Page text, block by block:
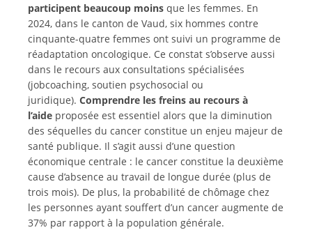
participent beaucoup moins que les femmes. En
2024, dans le canton de Vaud, six hommes contre
cinquante-quatre femmes ont suivi un programme de
réadaptation oncologique. Ce constat s’observe aussi
dans le recours aux consultations spécialisées
(jobcoaching, soutien psychosocial ou
juridique). Comprendre les freins au recours à
l’aide proposée est essentiel alors que la diminution
des séquelles du cancer constitue un enjeu majeur de
santé publique. Il s’agit aussi d’une question
économique centrale : le cancer constitue la deuxième
cause d’absence au travail de longue durée (plus de
trois mois). De plus, la probabilité de chômage chez
les personnes ayant souffert d’un cancer augmente de
37% par rapport à la population générale.